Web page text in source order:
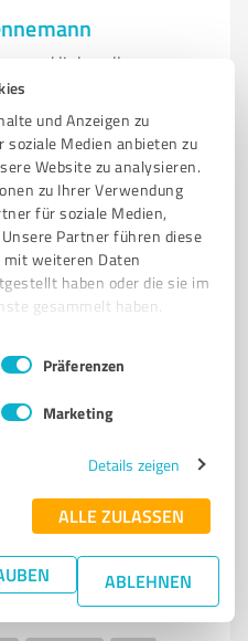
und Anzeigen zu
Medien anbieten zu
Website zu analysieren.
zu Ihrer Verwendung
für soziale Medien,
Partner führen diese
weiteren Daten
haben oder die sie im
gesammelt haben.
Präferenzen
Marketing
Details zeigen
ALLE ZULASSEN
ABLEHNEN
und liebevolle
HUNDEPENSION
ANTIGIFTKÖDERTRAINING
TIERBETREUUNG
HUNDEKOMMUNIKATION